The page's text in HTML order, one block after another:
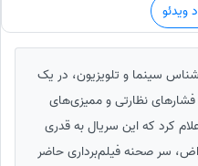
ویدئو
سینما و تلویزیون، در یک
نظارتی و ممیزی‌های
کرد که این سریال به قدری
سر صحنه فیلم‌برداری حاضر